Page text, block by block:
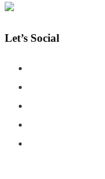
Let’s Social